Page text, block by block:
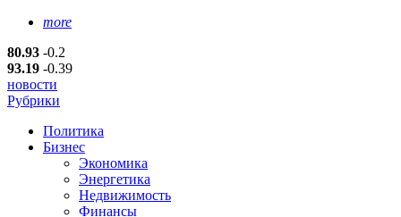
more
80.93 -0.2
93.19 -0.39
новости
Рубрики
Политика
Бизнес
Экономика
Энергетика
Недвижимость
Финансы